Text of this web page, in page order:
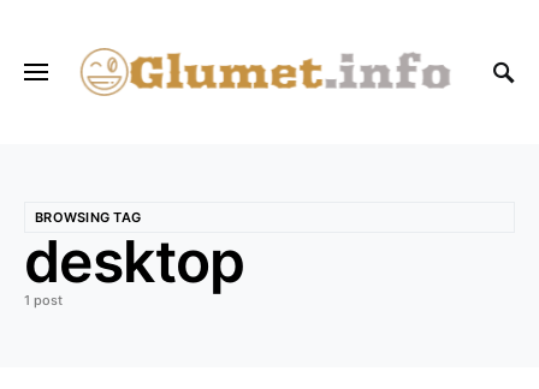
BROWSING TAG
desktop
1 post